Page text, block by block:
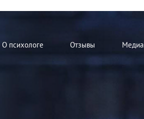
О психологе Отзывы Медиа